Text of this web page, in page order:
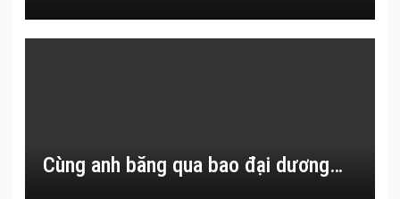
Cùng anh băng qua bao đại dương…